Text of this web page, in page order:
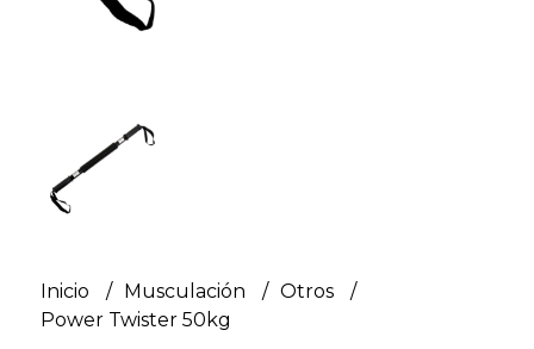
Inicio Musculación
Otros
Power Twister 50kg